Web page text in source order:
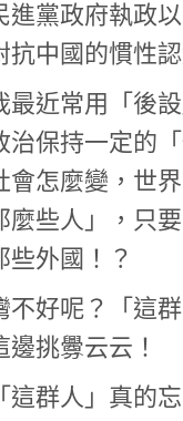
進黨政府執政
抗中國的慣性
最近常用「後
治保持一定的
會怎麼變，世
麼些人」，只
些外國！？
不好呢？「這
挑釁云云！
這群人」真的